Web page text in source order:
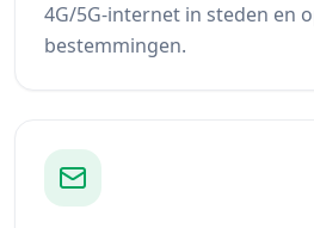
4G/5G-internet in steden en
bestemmingen.